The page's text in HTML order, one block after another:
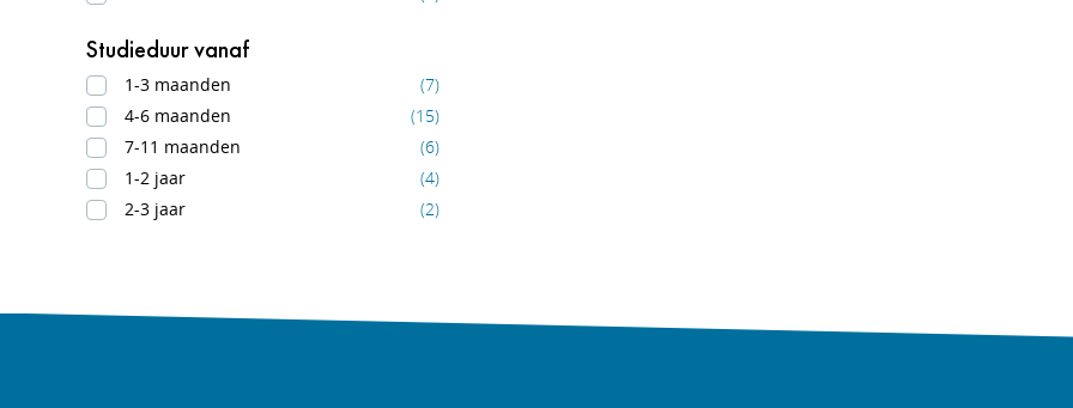
Studieduur vanaf
1-3 maanden
(7)
4-6 maanden
(15)
7-11 maanden
(6)
1-2 jaar
(4)
2-3 jaar
(2)